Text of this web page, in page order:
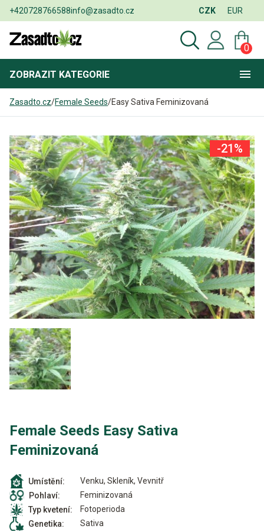
+420728766588info@zasadto.cz CZK EUR
0
ZOBRAZIT KATEGORIE
Zasadto.cz/Female Seeds/Easy Sativa Feminizovaná
Female Seeds Easy Sativa
Feminizovaná
Umístění:
Venku, Skleník, Vevnitř
Pohlaví:
Feminizovaná
Typ kvetení:
Fotoperioda
Genetika:
Sativa
-21%